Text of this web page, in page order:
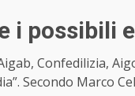
i possibili
Confedilizia,
Secondo Marco